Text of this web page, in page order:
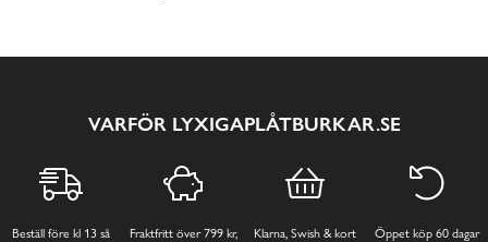
VARFÖR LYXIGAPLÅTBURKAR.SE
Beställ före kl 13 så
Fraktfritt över 799 kr,
Klarna, Swish & kort Öppet köp 60 dagar